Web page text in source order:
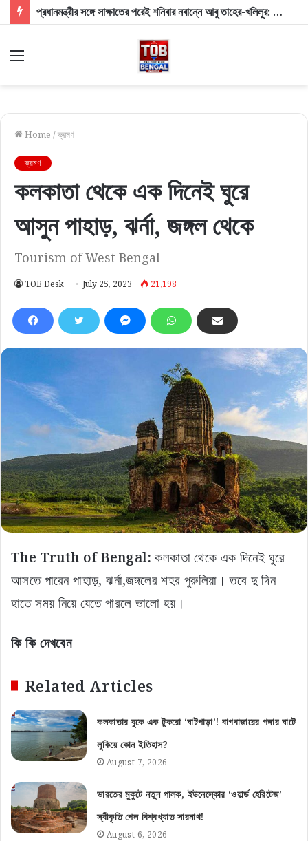
প্রধানমন্ত্রীর সঙ্গে সাক্ষাতের পরেই শনিবার নবান্নে আবু তাহের-খলিলুর: মুখ্যমন্ত্রীর দুয়ারে দুই সাংসদ, চর্চায় ভোটার তালিকা ও মাইক বিতর্ক
Menu
Home /ভ্রমণ
ভ্রমণ
কলকাতা থেকে এক দিনেই ঘুরে
আসুন পাহাড়, ঝর্না, জঙ্গল থেকে
Tourism of West Bengal
TOB Desk July 25, 2023 21,198
The Truth of Bengal: কলকাতা থেকে এক দিনেই ঘুরে
আসতে পারেন পাহাড়, ঝর্না,জঙ্গলের শহর পুরুলিয়া। তবে দু দিন
হাতে সময় নিয়ে যেতে পারলে ভালো হয়।
কি কি দেখবেন
Related Articles
কলকাতার বুকে এক টুকরো ‘ঘাটপাড়া’! বাগবাজারের গঙ্গার ঘাটে
লুকিয়ে কোন ইতিহাস?
August 7, 2026
ভারতের মুকুটে নতুন পালক, ইউনেস্কোর ‘ওয়ার্ল্ড হেরিটেজ’
স্বীকৃতি পেল বিশ্বখ্যাত সারনাথ!
August 6, 2026